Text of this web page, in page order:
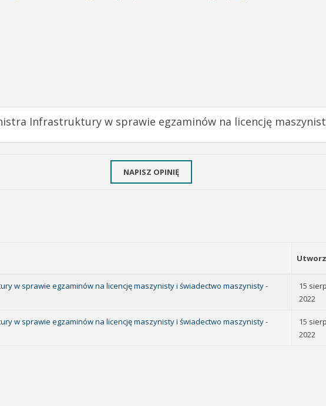
Infrastruktury w sprawie egzaminów na licencję
NAPISZ OPINIĘ
w sprawie egzaminów na licencję maszynisty i świadectwo maszynisty -
15
2022
w sprawie egzaminów na licencję maszynisty i świadectwo maszynisty -
15
2022